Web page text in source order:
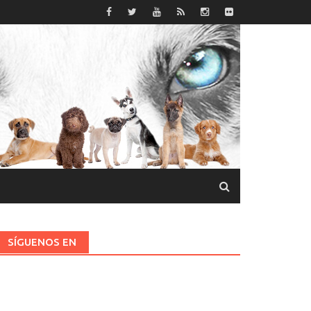
SÍGUENOS EN